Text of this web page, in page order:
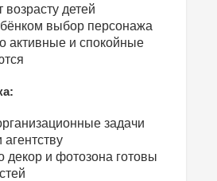
возрасту детей
выбор персонажа
активные и спокойные
задачи
декор и фотозона готовы